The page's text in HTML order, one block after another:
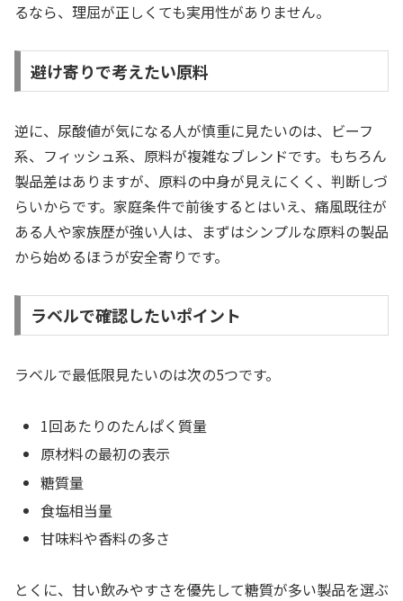
るなら、理屈が正しくても実用性がありません。
避け寄りで考えたい原料
逆に、尿酸値が気になる人が慎重に見たいのは、ビーフ
系、フィッシュ系、原料が複雑なブレンドです。もちろん
製品差はありますが、原料の中身が見えにくく、判断しづ
らいからです。家庭条件で前後するとはいえ、痛風既往が
ある人や家族歴が強い人は、まずはシンプルな原料の製品
から始めるほうが安全寄りです。
ラベルで確認したいポイント
ラベルで最低限見たいのは次の5つです。
1回あたりのたんぱく質量
原材料の最初の表示
糖質量
食塩相当量
甘味料や香料の多さ
とくに、甘い飲みやすさを優先して糖質が多い製品を選ぶ